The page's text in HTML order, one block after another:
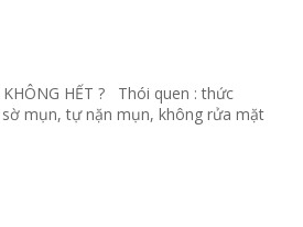
HẾT ? Thói quen : thức
mụn, tự nặn mụn, không rửa mặt